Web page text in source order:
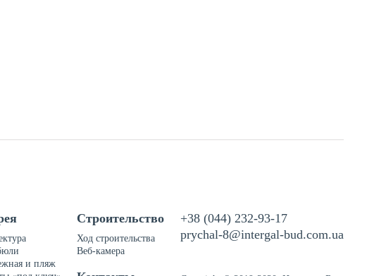
и пляж
Строительство
Ход строительства
Веб-камера
+38 (044) 232-93-17
prychal-8@intergal-bud.com.ua